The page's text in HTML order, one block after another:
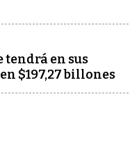
tendrá en sus
$197,27 billones